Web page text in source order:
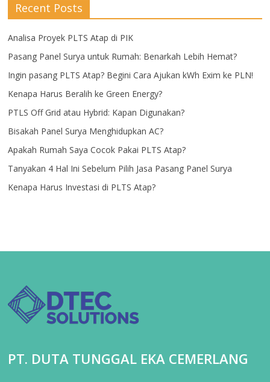
Recent Posts
Analisa Proyek PLTS Atap di PIK
Pasang Panel Surya untuk Rumah: Benarkah Lebih Hemat?
Ingin pasang PLTS Atap? Begini Cara Ajukan kWh Exim ke PLN!
Kenapa Harus Beralih ke Green Energy?
PTLS Off Grid atau Hybrid: Kapan Digunakan?
Bisakah Panel Surya Menghidupkan AC?
Apakah Rumah Saya Cocok Pakai PLTS Atap?
Tanyakan 4 Hal Ini Sebelum Pilih Jasa Pasang Panel Surya
Kenapa Harus Investasi di PLTS Atap?
PT. DUTA TUNGGAL EKA CEMERLANG